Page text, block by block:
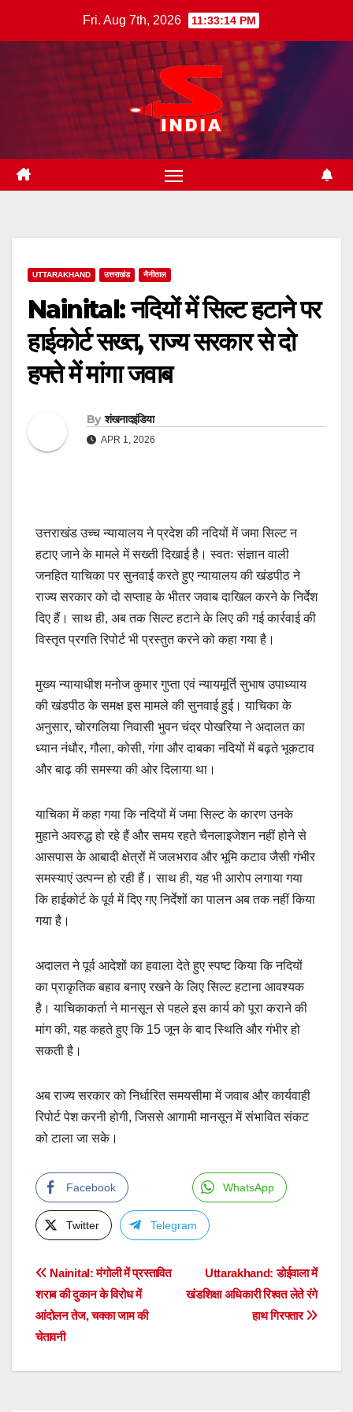
Fri. Aug 7th, 2026 11:33:15 PM
UTTARAKHAND उत्तराखंड नैनीताल
Nainital: नदियों में सिल्ट हटाने पर
हाईकोर्ट सख्त, राज्य सरकार से दो
हफ्ते में मांगा जवाब
By शंखनादइंडिया
APR 1, 2026
उत्तराखंड उच्च न्यायालय ने प्रदेश की नदियों में जमा सिल्ट न
हटाए जाने के मामले में सख्ती दिखाई है। स्वतः संज्ञान वाली
जनहित याचिका पर सुनवाई करते हुए न्यायालय की खंडपीठ ने
राज्य सरकार को दो सप्ताह के भीतर जवाब दाखिल करने के निर्देश
दिए हैं। साथ ही, अब तक सिल्ट हटाने के लिए की गई कार्रवाई की
विस्तृत प्रगति रिपोर्ट भी प्रस्तुत करने को कहा गया है।
मुख्य न्यायाधीश मनोज कुमार गुप्ता एवं न्यायमूर्ति सुभाष उपाध्याय
की खंडपीठ के समक्ष इस मामले की सुनवाई हुई। याचिका के
अनुसार, चोरगलिया निवासी भुवन चंद्र पोखरिया ने अदालत का
ध्यान नंधौर, गौला, कोसी, गंगा और दाबका नदियों में बढ़ते भूकटाव
और बाढ़ की समस्या की ओर दिलाया था।
याचिका में कहा गया कि नदियों में जमा सिल्ट के कारण उनके
मुहाने अवरुद्ध हो रहे हैं और समय रहते चैनलाइजेशन नहीं होने से
आसपास के आबादी क्षेत्रों में जलभराव और भूमि कटाव जैसी गंभीर
समस्याएं उत्पन्न हो रही हैं। साथ ही, यह भी आरोप लगाया गया
कि हाईकोर्ट के पूर्व में दिए गए निर्देशों का पालन अब तक नहीं किया
गया है।
अदालत ने पूर्व आदेशों का हवाला देते हुए स्पष्ट किया कि नदियों
का प्राकृतिक बहाव बनाए रखने के लिए सिल्ट हटाना आवश्यक
है। याचिकाकर्ता ने मानसून से पहले इस कार्य को पूरा कराने की
मांग की, यह कहते हुए कि 15 जून के बाद स्थिति और गंभीर हो
सकती है।
अब राज्य सरकार को निर्धारित समयसीमा में जवाब और कार्यवाही
रिपोर्ट पेश करनी होगी, जिससे आगामी मानसून में संभावित संकट
को टाला जा सके।
Facebook WhatsApp
Twitter Telegram
Post
navigation
Uttarakhand: डोईवाला में
खंडशिक्षा अधिकारी रिश्वत लेते रंगे
हाथ गिरफ्तार
Nainital: मंगोली में प्रस्तावित
शराब की दुकान के विरोध में
आंदोलन तेज, चक्का जाम की
चेतावनी